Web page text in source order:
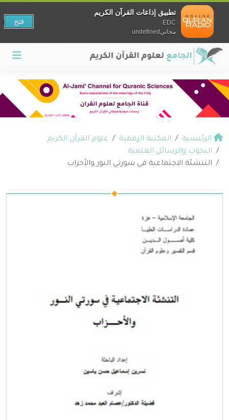
الرئيسية المكتبة الرقمية
علوم القرآن الكريم
البحوث والرسائل العلمية
التنشئة الاجتماعية في سورتي النور والأحزاب
تطبيق إذاعات القرآن الكريم
EDC
مجانيundefined
فتح